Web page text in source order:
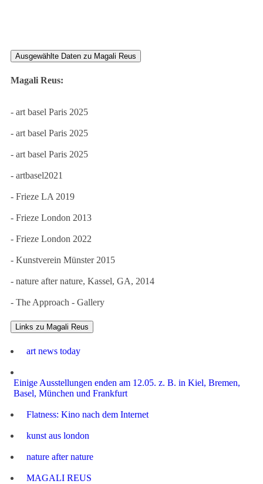
Ausgewählte Daten zu Magali Reus
Magali Reus:
- art basel Paris 2025
- art basel Paris 2025
- art basel Paris 2025
- artbasel2021
- Frieze LA 2019
- Frieze London 2013
- Frieze London 2022
- Kunstverein Münster 2015
- nature after nature, Kassel, GA, 2014
- The Approach - Gallery
Links zu Magali Reus
art news today
Einige Ausstellungen enden am 12.05. z. B. in Kiel, Bremen,
Basel, München und Frankfurt
Flatness: Kino nach dem Internet
kunst aus london
nature after nature
MAGALI REUS